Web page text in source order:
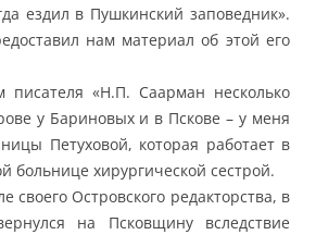
ездил в Пушкинский заповедник».
нам материал об этой его
писателя «Н.П. Саарман несколько
у Бариновых и в Пскове – у меня
Петуховой, которая работает в
больнице хирургической сестрой.
своего Островского редакторства, в
на Псковщину вследствие